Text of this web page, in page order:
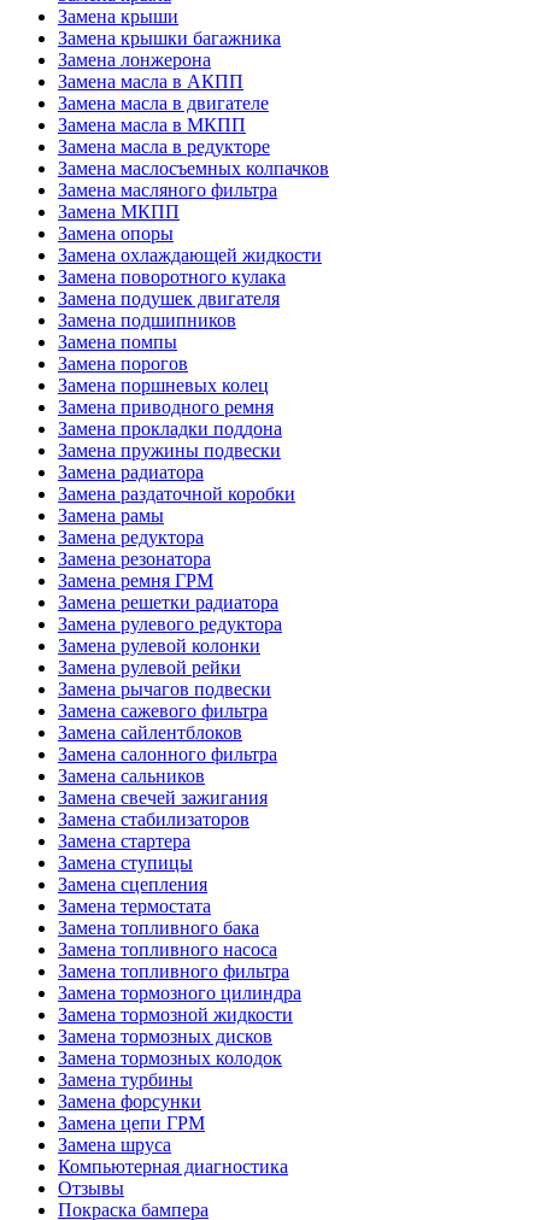
Замена крыши
Замена крышки багажника
Замена лонжерона
Замена масла в АКПП
Замена масла в двигателе
Замена масла в МКПП
Замена масла в редукторе
Замена маслосъемных колпачков
Замена масляного фильтра
Замена МКПП
Замена опоры
Замена охлаждающей жидкости
Замена поворотного кулака
Замена подушек двигателя
Замена подшипников
Замена помпы
Замена порогов
Замена поршневых колец
Замена приводного ремня
Замена прокладки поддона
Замена пружины подвески
Замена радиатора
Замена раздаточной коробки
Замена рамы
Замена редуктора
Замена резонатора
Замена ремня ГРМ
Замена решетки радиатора
Замена рулевого редуктора
Замена рулевой колонки
Замена рулевой рейки
Замена рычагов подвески
Замена сажевого фильтра
Замена сайлентблоков
Замена салонного фильтра
Замена сальников
Замена свечей зажигания
Замена стабилизаторов
Замена стартера
Замена ступицы
Замена сцепления
Замена термостата
Замена топливного бака
Замена топливного насоса
Замена топливного фильтра
Замена тормозного цилиндра
Замена тормозной жидкости
Замена тормозных дисков
Замена тормозных колодок
Замена турбины
Замена форсунки
Замена цепи ГРМ
Замена шруса
Компьютерная диагностика
Отзывы
Покраска бампера